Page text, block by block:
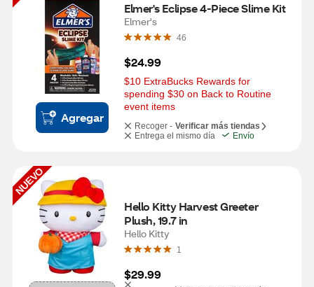
Agregar
Elmer's Eclipse 4-Piece Slime Kit
Elmer's
46
$24.99
$10 ExtraBucks Rewards for
spending $30 on Back to Routine
event items
Recoger - Verificar más tiendas
Entrega el mismo día
Envío
NUEVO
Hello Kitty Harvest Greeter
Plush, 19.7 in
Hello Kitty
1
$29.99